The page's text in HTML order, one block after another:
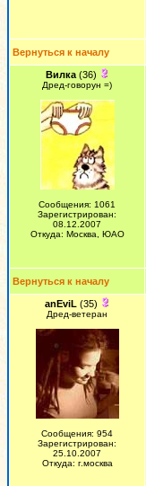
Вернуться к началу
Вилка(36)
Дред-говорун =)
Сообщения: 1061
Зарегистрирован:
08.12.2007
Откуда: Москва, ЮАО
Вернуться к началу
anEviL (35)
Дред-ветеран
Сообщения: 954
Зарегистрирован:
25.10.2007
Откуда: г.москва